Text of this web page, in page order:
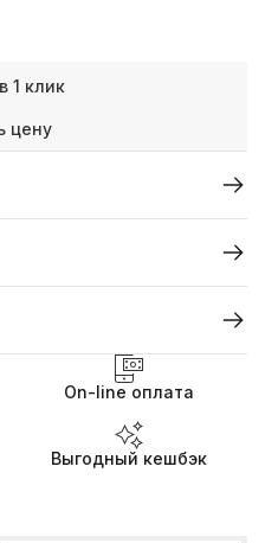
1 клик
цену
On-line оплата
Выгодный кешбэк